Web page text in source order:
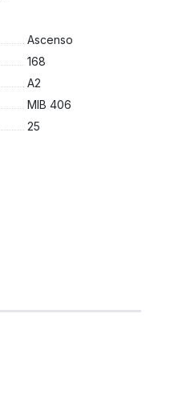
Ascenso
168
A2
MIB 406
25